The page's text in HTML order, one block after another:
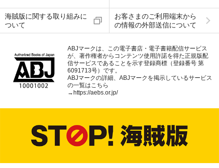
海賊版に関する取り組みに
ついて
お客さまのご利用端末から
の情報の外部送信について
ABJマークは、この電子書店・電子書籍配信サービス
が、著作権者からコンテンツ使用許諾を得た正規版配
信サービスであることを示す登録商標（登録番号 第
6091713号）です。
ABJマークの詳細、ABJマークを掲示しているサービス
の一覧はこちら
→https://aebs.or.jp/